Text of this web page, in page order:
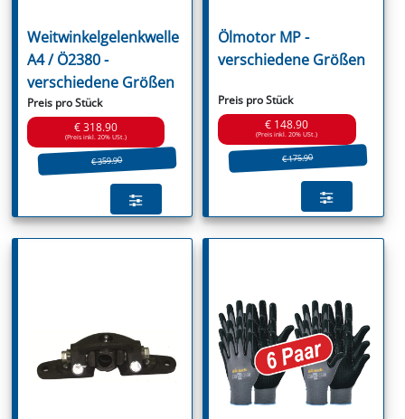
Weitwinkelgelenkwelle
A4 / Ö2380 -
verschiedene Größen
Preis pro Stück
€ 318.90
(Preis inkl. 20% USt.)
€ 359.90
Ölmotor MP -
verschiedene Größen
Preis pro Stück
€ 148.90
(Preis inkl. 20% USt.)
€ 175.90